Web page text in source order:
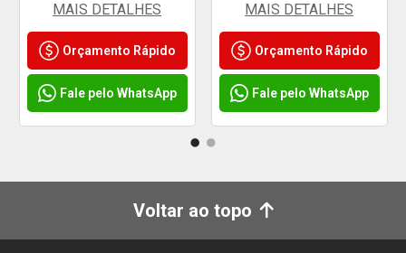
MAIS DETALHES
Orçamento Rápido
Fale pelo WhatsApp
MAIS DETALHES
Orçamento Rápido
Fale pelo WhatsApp
Voltar ao topo